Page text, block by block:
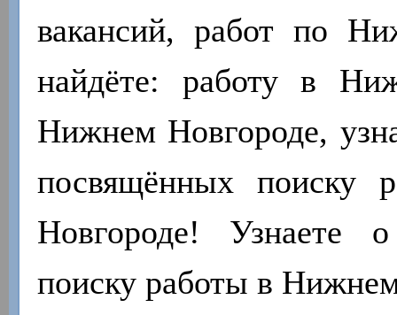
вакансий, работ по
найдёте: работу в
Нижнем Новгороде,
посвящённых поиску
Новгороде! Узнаете
поиску работы в